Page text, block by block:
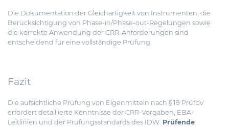
Die Dokumentation der Gleichartigkeit von Instrumenten, die
Berücksichtigung von Phase-in/Phase-out-Regelungen sowie
die korrekte Anwendung der CRR-Anforderungen sind
entscheidend für eine vollständige Prüfung.
Fazit
Die aufsichtliche Prüfung von Eigenmitteln nach § 19 PrüfbV
erfordert detaillierte Kenntnisse der CRR-Vorgaben, EBA-
Leitlinien und der Prüfungsstandards des IDW. Prüfende